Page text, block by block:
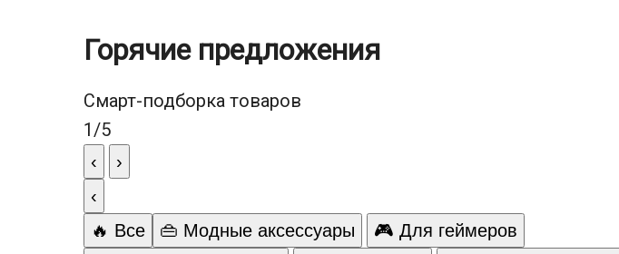
Горячие предложения
Смарт-подборка товаров
1/5
‹
›
‹
🔥 Все
👜 Модные аксессуары
🎮 Для геймеров